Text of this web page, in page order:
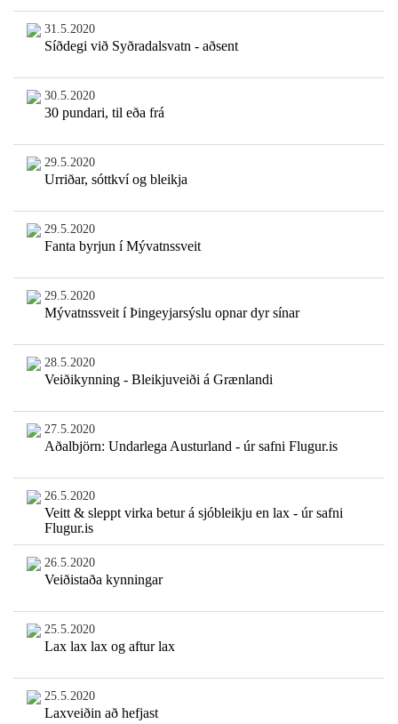
31.5.2020
Síðdegi við Syðradalsvatn - aðsent
30.5.2020
30 pundari, til eða frá
29.5.2020
Urriðar, sóttkví og bleikja
29.5.2020
Fanta byrjun í Mývatnssveit
29.5.2020
Mývatnssveit í Þingeyjarsýslu opnar dyr sínar
28.5.2020
Veiðikynning - Bleikjuveiði á Grænlandi
27.5.2020
Aðalbjörn: Undarlega Austurland - úr safni Flugur.is
26.5.2020
Veitt & sleppt virka betur á sjóbleikju en lax - úr safni
Flugur.is
26.5.2020
Veiðistaða kynningar
25.5.2020
Lax lax lax og aftur lax
25.5.2020
Laxveiðin að hefjast